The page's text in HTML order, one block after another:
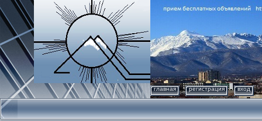
главная регистрация вход